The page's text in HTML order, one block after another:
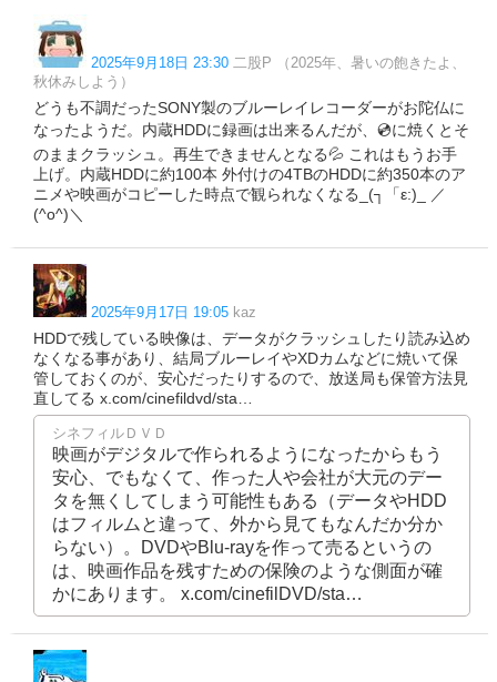
2025年9月18日 23:30 二股P （2025年、暑いの飽きたよ、
秋休みしよう）
どうも不調だったSONY製のブルーレイレコーダーがお陀仏に
なったようだ。内蔵HDDに録画は出来るんだが、💿に焼くとそ
のままクラッシュ。再生できませんとなる💦 これはもうお手
上げ。内蔵HDDに約100本 外付けの4TBのHDDに約350本のア
ニメや映画がコピーした時点で観られなくなる_(┐「ε:)_ ／
(^o^)＼
2025年9月17日 19:05 kaz
HDDで残している映像は、データがクラッシュしたり読み込め
なくなる事があり、結局ブルーレイやXDカムなどに焼いて保
管しておくのが、安心だったりするので、放送局も保管方法見
直してる x.com/cinefildvd/sta…
シネフィルＤＶＤ
映画がデジタルで作られるようになったからもう
安心、でもなくて、作った人や会社が大元のデー
タを無くしてしまう可能性もある（データやHDD
はフィルムと違って、外から見てもなんだか分か
らない）。DVDやBlu-rayを作って売るというの
は、映画作品を残すための保険のような側面が確
かにあります。 x.com/cinefilDVD/sta…